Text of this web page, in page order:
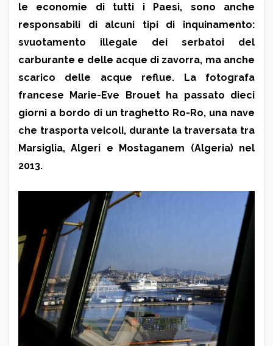
le economie di tutti i Paesi, sono anche
responsabili di alcuni tipi di inquinamento:
svuotamento illegale dei serbatoi del
carburante e delle acque di zavorra, ma anche
scarico delle acque reflue. La fotografa
francese Marie-Eve Brouet ha passato dieci
giorni a bordo di un traghetto Ro-Ro, una nave
che trasporta veicoli, durante la traversata tra
Marsiglia, Algeri e Mostaganem (Algeria) nel
2013.